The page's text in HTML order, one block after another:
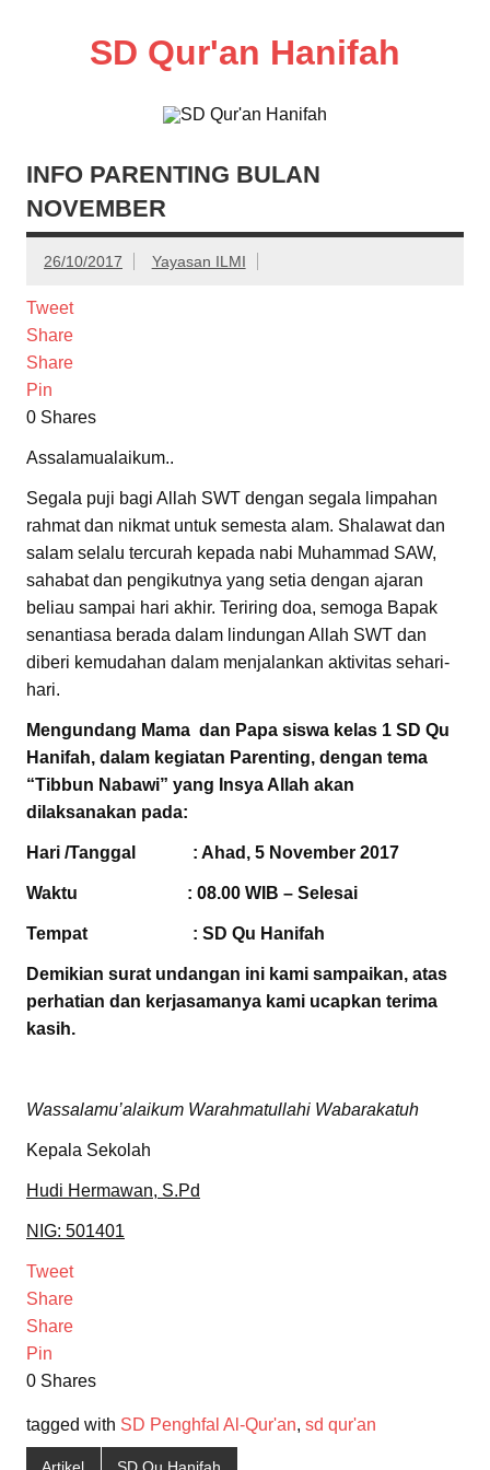
SD Qur'an Hanifah
INFO PARENTING BULAN
NOVEMBER
26/10/2017 Yayasan ILMI
Tweet
Share
Share
Pin
0 Shares
Assalamualaikum..
Segala puji bagi Allah SWT dengan segala limpahan
rahmat dan nikmat untuk semesta alam. Shalawat dan
salam selalu tercurah kepada nabi Muhammad SAW,
sahabat dan pengikutnya yang setia dengan ajaran
beliau sampai hari akhir. Teriring doa, semoga Bapak
senantiasa berada dalam lindungan Allah SWT dan
diberi kemudahan dalam menjalankan aktivitas sehari-
hari.
Mengundang Mama dan Papa siswa kelas 1 SD Qu
Hanifah, dalam kegiatan Parenting, dengan tema
“Tibbun Nabawi” yang Insya Allah akan
dilaksanakan pada:
Hari /Tanggal : Ahad, 5 November 2017
Waktu : 08.00 WIB – Selesai
Tempat : SD Qu Hanifah
Demikian surat undangan ini kami sampaikan, atas
perhatian dan kerjasamanya kami ucapkan terima
kasih.
Wassalamu’alaikum Warahmatullahi Wabarakatuh
Kepala Sekolah
Hudi Hermawan, S.Pd
NIG: 501401
Tweet
Share
Share
Pin
0 Shares
tagged with SD Penghfal Al-Qur'an, sd qur'an
Artikel SD Qu Hanifah